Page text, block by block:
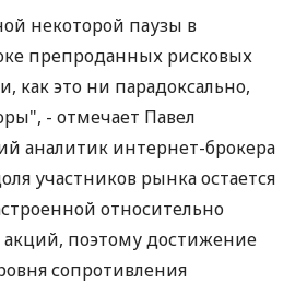
некоторой паузы в
препроданных рисковых
как это ни парадоксально,
- отмечает Павел
аналитик интернет-брокера
участников рынка остается
относительно
поэтому достижение
сопротивления